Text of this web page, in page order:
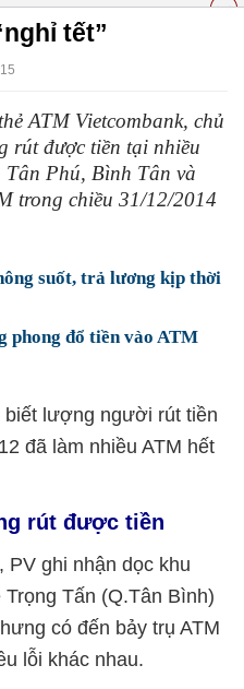
tết”
ATM Vietcombank, chủ
rút được tiền tại nhiều
Phú, Bình Tân và
trong chiều 31/12/2014
suốt, trả lương kịp thời
phong đổ tiền vào ATM
lượng người rút tiền
đã làm nhiều ATM hết
rút được tiền
PV ghi nhận dọc khu
Tấn (Q.Tân Bình)
có đến bảy trụ ATM
lỗi khác nhau.